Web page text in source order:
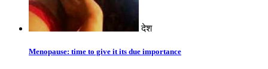
देश
Menopause: time to give it its due importance